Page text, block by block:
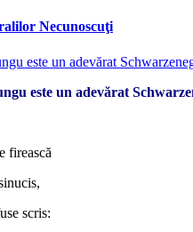
Necunoscuţi
este un adevărat
firească
scris: